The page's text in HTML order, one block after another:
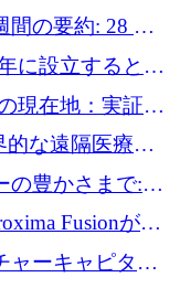
18億ドルのシリ
間の要約: 28 億
ノロジー資金調
に設立すると米
現在地：実証と
的な遠隔医療プ
に 100 万ユー
の豊かさまで:
パの AI の未来
Fusionが4
EuropeはVCの
ャーキャピタル